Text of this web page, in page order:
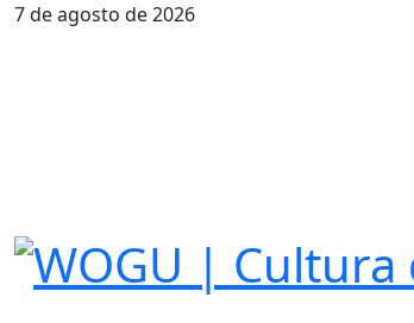
7 de agosto de 2026